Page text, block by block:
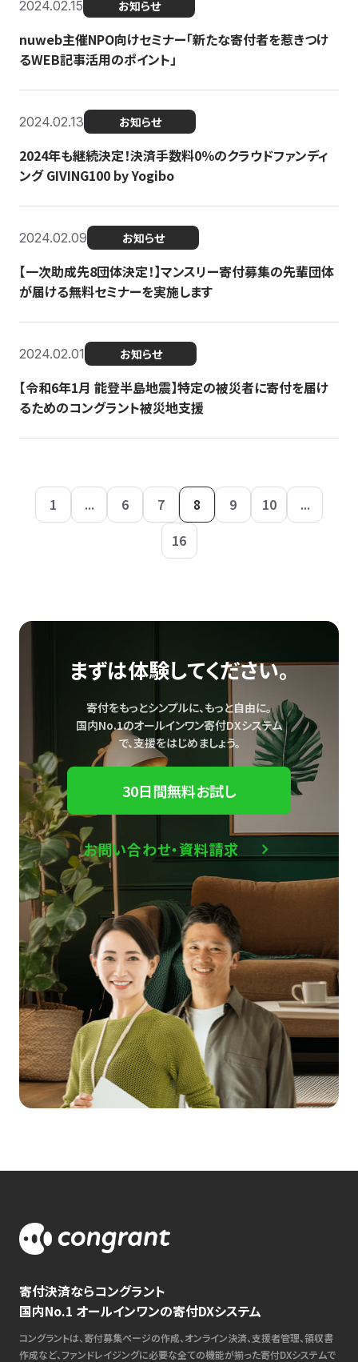
2024.02.15 お知らせ
nuweb主催NPO向けセミナー「新たな寄付者を惹きつけ
るWEB記事活用のポイント」
2024.02.13 お知らせ
2024年も継続決定！決済手数料0％のクラウドファンディ
ング GIVING100 by Yogibo
2024.02.09 お知らせ
【一次助成先8団体決定！】マンスリー寄付募集の先輩団体
が届ける無料セミナーを実施します
2024.02.01 お知らせ
【令和6年1月 能登半島地震】特定の被災者に寄付を届け
るためのコングラント被災地支援
1 ... 6 7 8 9 10
...
16
まずは体験してください。
寄付をもっとシンプルに、もっと自由に。
国内No.1のオールインワン寄付DXシステム
で、支援をはじめましょう。
30日間無料お試し
お問い合わせ・資料請求
寄付決済ならコングラント
国内No.1 オールインワンの寄付DXシステム
コングラントは、寄付募集ページの作成、オンライン決済、支援者管理、領収書
作成など、ファンドレイジングに必要な全ての機能が揃った寄付DXシステムで